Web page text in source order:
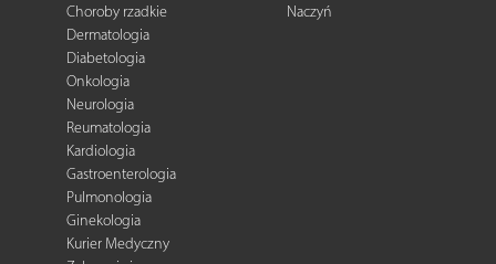
Choroby rzadkie
Dermatologia
Diabetologia
Onkologia
Neurologia
Reumatologia
Kardiologia
Gastroenterologia
Pulmonologia
Ginekologia
Kurier Medyczny
Naczyń